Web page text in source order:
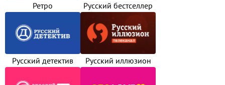
Ретро Русский бестселлер
Русский детектив Русский иллюзион